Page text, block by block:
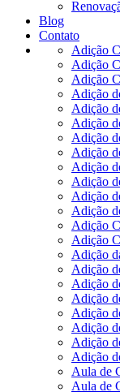
Blog
Contato
Adição
Adição
Adição
Adição
Adição
Adição
Adição
Adição
Adição
Adição
Adição
Adição
Adição
Adição
Adição
Adição
Adição
Adição
Adição
Adição
Adição
Adição
Aula de
Aula de